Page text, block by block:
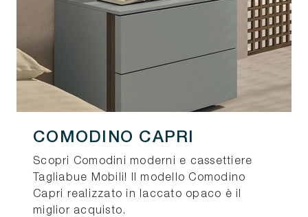
COMODINO CAPRI
Scopri Comodini moderni e cassettiere
Tagliabue Mobili! Il modello Comodino
Capri realizzato in laccato opaco è il
miglior acquisto.